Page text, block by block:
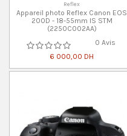
Reflex
Appareil photo Reflex Canon EOS
200D - 18-55mm IS STM
(2250C002AA)
0 Avis
6 000,00 DH